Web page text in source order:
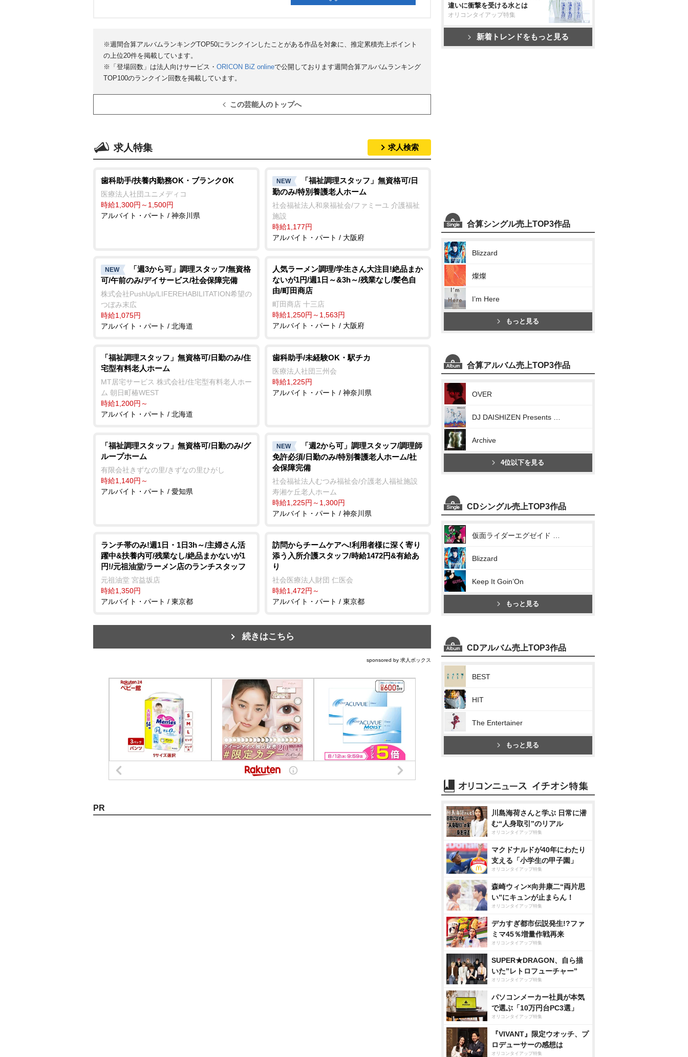
※週間合算アルバムランキングTOP50にランクインしたことがある作品を対象に、推定累積売上ポイント
の上位20件を掲載しています。
※「登場回数」は法人向けサービス・ ORICON BiZ onlineで公開しております週間合算アルバムランキング
TOP100のランクイン回数を掲載しています。
この芸能人のトップへ
求人特集 求人検索
歯科助手/扶養内勤務OK・ブランクOK
医療法人社団ユニメディコ
時給1,300円～1,500円
アルバイト・パート / 神奈川県
NEW
「福祉調理スタッフ」無資格可/日
勤のみ/特別養護老人ホーム
社会福祉法人和泉福祉会/ファミーユ 介護福祉
施設
時給1,177円
アルバイト・パート / 大阪府
NEW
「週3から可」調理スタッフ/無資格
可/午前のみ/デイサービス/社会保障完備
株式会社PushUp/LIFEREHABILITATION希望の
つぼみ末広
時給1,075円
アルバイト・パート / 北海道
人気ラーメン調理/学生さん大注目!絶品まか
ないが1円/週1日～&3h～/残業なし/髪色自
由/町田商店
町田商店 十三店
時給1,250円～1,563円
アルバイト・パート / 大阪府
「福祉調理スタッフ」無資格可/日勤のみ/住
宅型有料老人ホーム
MT居宅サービス 株式会社/住宅型有料老人ホー
ム 朝日町椿WEST
時給1,200円～
アルバイト・パート / 北海道
歯科助手/未経験OK・駅チカ
医療法人社団三州会
時給1,225円
アルバイト・パート / 神奈川県
「福祉調理スタッフ」無資格可/日勤のみ/グ
ループホーム
有限会社きずなの里/きずなの里ひがし
時給1,140円～
アルバイト・パート / 愛知県
NEW
「週2から可」調理スタッフ/調理師
免許必須/日勤のみ/特別養護老人ホーム/社
会保障完備
社会福祉法人むつみ福祉会/介護老人福祉施設
寿湘ケ丘老人ホーム
時給1,225円～1,300円
アルバイト・パート / 神奈川県
ランチ帯のみ!週1日・1日3h～/主婦さん活
躍中&扶養内可/残業なし/絶品まかないが1
円!/元祖油堂/ラーメン店のランチスタッフ
元祖油堂 宮益坂店
時給1,350円
アルバイト・パート / 東京都
訪問からチームケアへ!利用者様に深く寄り
添う入所介護スタッフ/時給1472円&有給あ
り
社会医療法人財団 仁医会
時給1,472円～
アルバイト・パート / 東京都
続きはこちら
sponsored by 求人ボックス
PR
違いに衝撃を受ける水とは
オリコンタイアップ特集
新着トレンドをもっと見る
合算シングル売上TOP3作品
Blizzard
燦燦
I’m Here
もっと見る
合算アルバム売上TOP3作品
OVER
Archive
4位以下を見る
CDシングル売上TOP3作品
Blizzard
Keep It Goin’On
もっと見る
CDアルバム売上TOP3作品
BEST
HIT
The Entertainer
もっと見る
川島海荷さんと学ぶ 日常に潜
む“人身取引”のリアル
オリコンタイアップ特集
マクドナルドが40年にわたり
支える「小学生の甲子園」
オリコンタイアップ特集
森崎ウィン×向井康二“両片思
い”にキュンが止まらん！
オリコンタイアップ特集
デカすぎ都市伝説発生!?ファ
ミマ45％増量作戦再来
オリコンタイアップ特集
SUPER★DRAGON、自ら描
いた”レトロフューチャー”
オリコンタイアップ特集
パソコンメーカー社員が本気
で選ぶ「10万円台PC3選」
オリコンタイアップ特集
『VIVANT』限定ウオッチ、プ
ロデューサーの感想は
オリコンタイアップ特集